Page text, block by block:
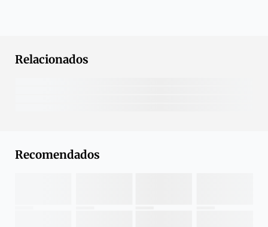
Relacionados
Recomendados